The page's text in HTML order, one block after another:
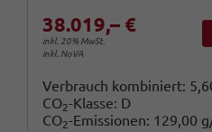
38.019,– €
inkl. 20% MwSt.
inkl. NoVA
Verbrauch kombiniert:
CO2-Klasse: D
CO2-Emissionen: 129,00